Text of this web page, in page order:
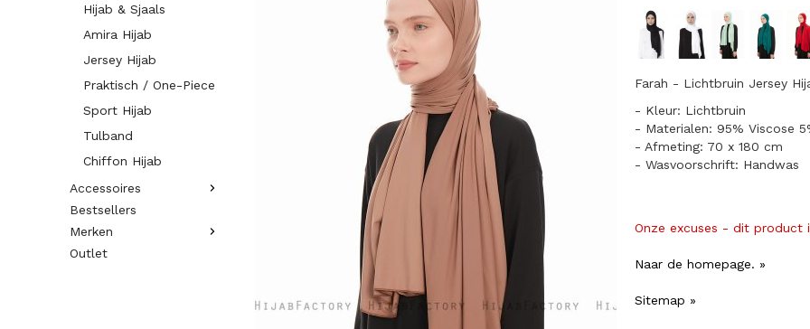
Hijab & Sjaals
Amira Hijab
Jersey Hijab
Praktisch / One-Piece
Sport Hijab
Tulband
Chiffon Hijab
Accessoires
Bestsellers
Merken
Outlet
Farah - Lichtbruin Jersey
- Kleur: Lichtbruin
- Materialen: 95% Viscose
- Afmeting: 70 x 180 cm
- Wasvoorschrift: Handwas
Onze excuses - dit product
Naar de homepage. »
Sitemap »